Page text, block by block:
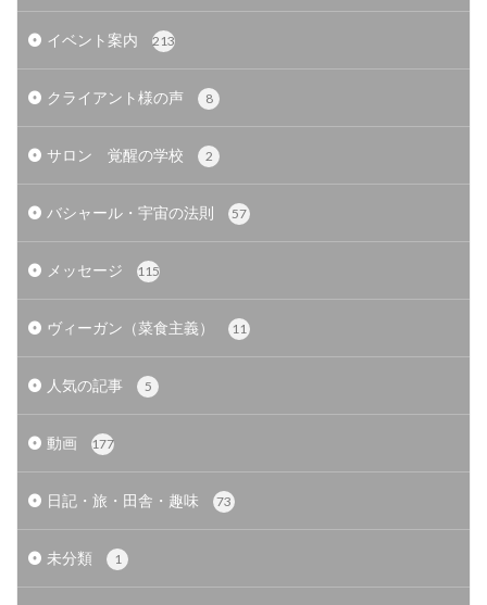
イベント案内 213
クライアント様の声 8
サロン 覚醒の学校 2
バシャール・宇宙の法則 57
メッセージ 115
ヴィーガン（菜食主義） 11
人気の記事 5
動画 177
日記・旅・田舎・趣味 73
未分類 1